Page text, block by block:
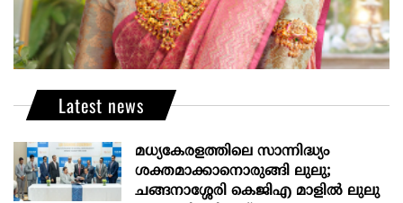
Latest news
മധ്യകേരളത്തിലെ സാന്നിദ്ധ്യം
ശക്തമാക്കാനൊരുങ്ങി ലുലു;
ചങ്ങനാശ്ശേരി കെജിഎ മാളിൽ ലുലു